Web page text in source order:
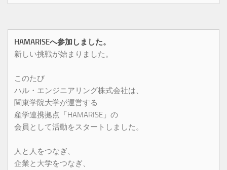
HAMARISEへ参加しました。
新しい挑戦が始まりました。
このたび
ハル・エンジニアリング株式会社は、
関東学院大学が運営する
産学連携拠点「HAMARISE」の
会員として活動をスタートしました。
人と人をつなぎ、
企業と大学をつなぎ、